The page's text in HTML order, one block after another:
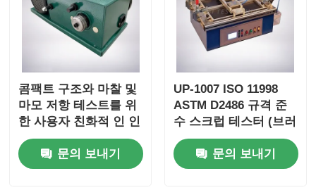
콤팩트 구조와 마찰 및
마모 저항 테스트를 위
한 사용자 친화적 인 인
터페이스를 갖춘 실험
실 수준의 윤활성 가열
검사기
문의 보내기
UP-1007 ISO 11998
ASTM D2486 규격 준
수 스크럽 테스터 (브러
시 이동 주파수 37 ±
1cpm, 양극 산화 알루
미늄 본체)
문의 보내기